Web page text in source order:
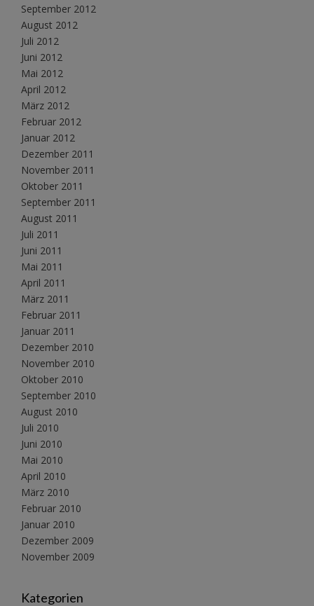
September 2012
August 2012
Juli 2012
Juni 2012
Mai 2012
April 2012
März 2012
Februar 2012
Januar 2012
Dezember 2011
November 2011
Oktober 2011
September 2011
August 2011
Juli 2011
Juni 2011
Mai 2011
April 2011
März 2011
Februar 2011
Januar 2011
Dezember 2010
November 2010
Oktober 2010
September 2010
August 2010
Juli 2010
Juni 2010
Mai 2010
April 2010
März 2010
Februar 2010
Januar 2010
Dezember 2009
November 2009
Kategorien